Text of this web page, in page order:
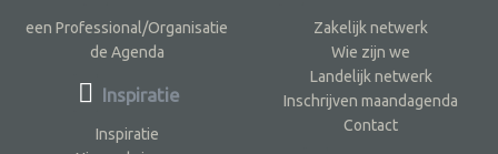
een Professional/Organisatie
de Agenda
Inspiratie
Inspiratie
Zakelijk netwerk
Wie zijn we
Landelijk netwerk
Inschrijven maandagenda
Contact